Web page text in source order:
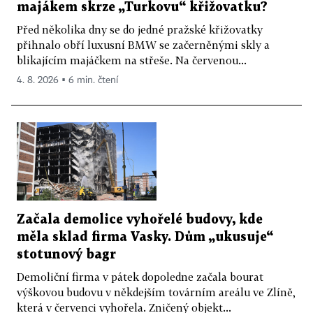
majákem skrze „Turkovu“ křižovatku?
Před několika dny se do jedné pražské křižovatky
přihnalo obří luxusní BMW se začerněnými skly a
blikajícím majáčkem na střeše. Na červenou...
4. 8. 2026 ▪ 6 min. čtení
Začala demolice vyhořelé budovy, kde
měla sklad firma Vasky. Dům „ukusuje“
stotunový bagr
Demoliční firma v pátek dopoledne začala bourat
výškovou budovu v někdejším továrním areálu ve Zlíně,
která v červenci vyhořela. Zničený objekt...